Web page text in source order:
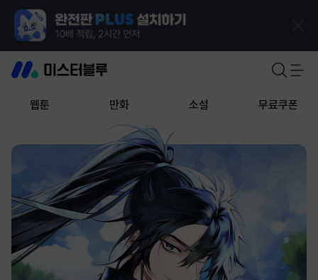
웹툰 만화 소설 무료쿠폰